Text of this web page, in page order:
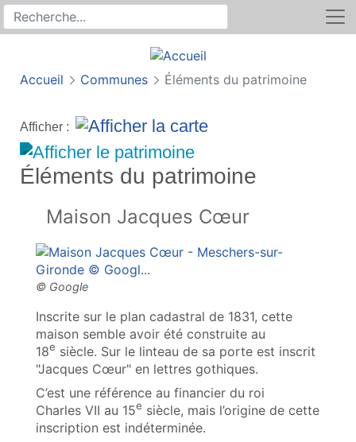
Recherche sur le site
Rechercher
Accueil Communes Éléments du patrimoine
Afficher :
Éléments du patrimoine
Maison Jacques Cœur
Inscrite sur le plan cadastral de 1831, cette
maison semble avoir été construite au
18e siècle. Sur le linteau de sa porte est inscrit
"Jacques Cœur" en lettres gothiques.
C’est une référence au financier du roi
Charles VII au 15e siècle, mais l’origine de cette
inscription est indéterminée.